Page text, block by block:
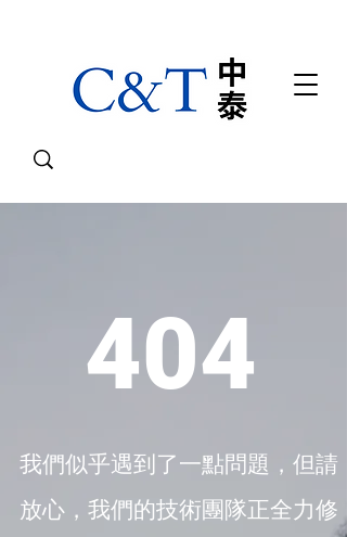
404
我們似乎遇到了一點問題，但請
放心，我們的技術團隊正全力修